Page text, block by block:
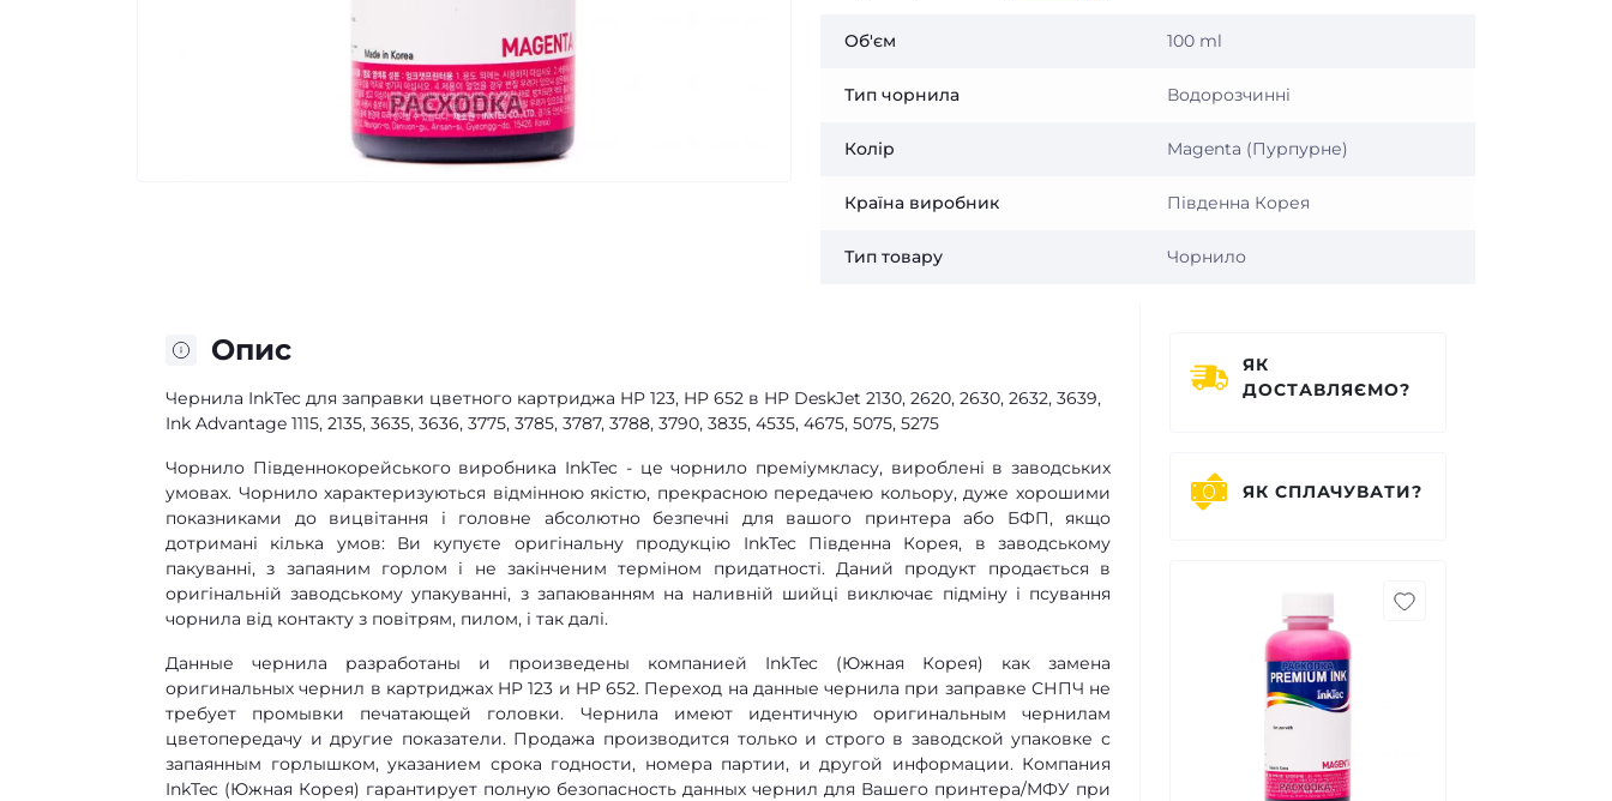
Об'єм 100 ml
Тип чорнила Водорозчинні
Колір Magenta (Пурпурне)
Країна виробник Південна Корея
Тип товару Чорнило
Опис
Чернила InkTec для заправки цветного картриджа HP 123, HP 652 в HP DeskJet 2130, 2620, 2630, 2632, 3639,
Ink Advantage 1115, 2135, 3635, 3636, 3775, 3785, 3787, 3788, 3790, 3835, 4535, 4675, 5075, 5275
Чорнило Південнокорейського виробника InkTec - це чорнило преміумкласу, вироблені в заводських
умовах. Чорнило характеризуються відмінною якістю, прекрасною передачею кольору, дуже хорошими
показниками до вицвітання і головне абсолютно безпечні для вашого принтера або БФП, якщо
дотримані кілька умов: Ви купуєте оригінальну продукцію InkTec Південна Корея, в заводському
пакуванні, з запаяним горлом і не закінченим терміном придатності. Даний продукт продається в
оригінальній заводському упакуванні, з запаюванням на наливній шийці виключає підміну і псування
чорнила від контакту з повітрям, пилом, і так далі.
Данные чернила разработаны и произведены компанией InkTec (Южная Корея) как замена
оригинальных чернил в картриджах HP 123 и HP 652. Переход на данные чернила при заправке СНПЧ не
требует промывки печатающей головки. Чернила имеют идентичную оригинальным чернилам
цветопередачу и другие показатели. Продажа производится только и строго в заводской упаковке с
запаянным горлышком, указанием срока годности, номера партии, и другой информации. Компания
InkTec (Южная Корея) гарантирует полную безопасность данных чернил для Вашего принтера/МФУ при
ЯК
ДОСТАВЛЯЄМО?
ЯК СПЛАЧУВАТИ?